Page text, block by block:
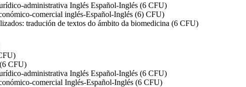
administrativa Inglés Español-Inglés (6 CFU)
comercial inglés-Español-Inglés (6) CFU)
tradución de textos do ámbito da biomedicina (6 CFU)
CFU)
administrativa Inglés Español-Inglés (6 CFU)
comercial Inglés-Español-Inglés (6 CFU)